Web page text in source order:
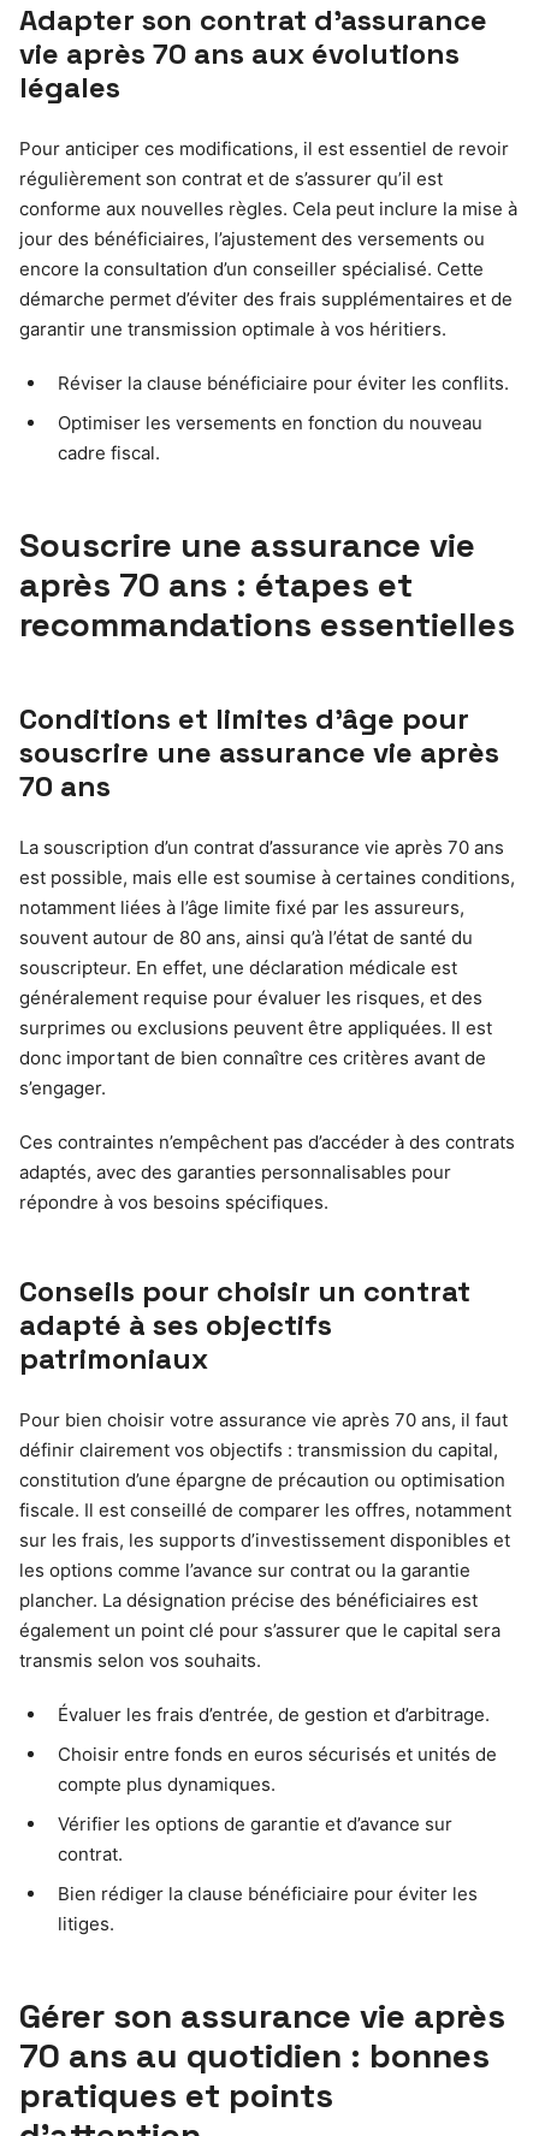
Adapter son contrat d’assurance
vie après 70 ans aux évolutions
légales
Pour anticiper ces modifications, il est essentiel de revoir
régulièrement son contrat et de s’assurer qu’il est
conforme aux nouvelles règles. Cela peut inclure la mise à
jour des bénéficiaires, l’ajustement des versements ou
encore la consultation d’un conseiller spécialisé. Cette
démarche permet d’éviter des frais supplémentaires et de
garantir une transmission optimale à vos héritiers.
Réviser la clause bénéficiaire pour éviter les conflits.
Optimiser les versements en fonction du nouveau
cadre fiscal.
Souscrire une assurance vie
après 70 ans : étapes et
recommandations essentielles
Conditions et limites d’âge pour
souscrire une assurance vie après
70 ans
La souscription d’un contrat d’assurance vie après 70 ans
est possible, mais elle est soumise à certaines conditions,
notamment liées à l’âge limite fixé par les assureurs,
souvent autour de 80 ans, ainsi qu’à l’état de santé du
souscripteur. En effet, une déclaration médicale est
généralement requise pour évaluer les risques, et des
surprimes ou exclusions peuvent être appliquées. Il est
donc important de bien connaître ces critères avant de
s’engager.
Ces contraintes n’empêchent pas d’accéder à des contrats
adaptés, avec des garanties personnalisables pour
répondre à vos besoins spécifiques.
Conseils pour choisir un contrat
adapté à ses objectifs
patrimoniaux
Pour bien choisir votre assurance vie après 70 ans, il faut
définir clairement vos objectifs : transmission du capital,
constitution d’une épargne de précaution ou optimisation
fiscale. Il est conseillé de comparer les offres, notamment
sur les frais, les supports d’investissement disponibles et
les options comme l’avance sur contrat ou la garantie
plancher. La désignation précise des bénéficiaires est
également un point clé pour s’assurer que le capital sera
transmis selon vos souhaits.
Évaluer les frais d’entrée, de gestion et d’arbitrage.
Choisir entre fonds en euros sécurisés et unités de
compte plus dynamiques.
Vérifier les options de garantie et d’avance sur
contrat.
Bien rédiger la clause bénéficiaire pour éviter les
litiges.
Gérer son assurance vie après
70 ans au quotidien : bonnes
pratiques et points